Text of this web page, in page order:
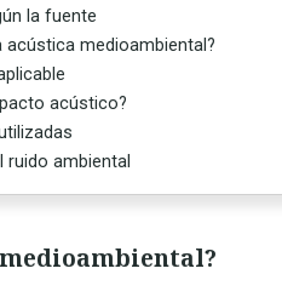
la fuente
medioambiental?
acústico?
ruido ambiental